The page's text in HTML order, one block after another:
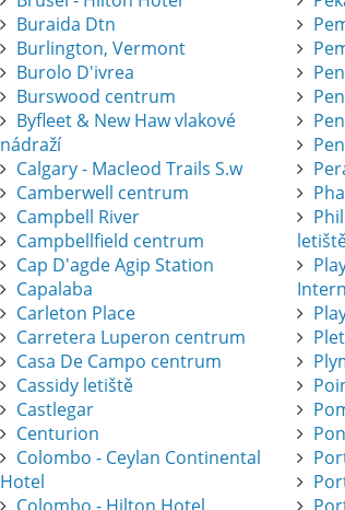
Buraida Dtn
Burlington, Vermont
Burolo D'ivrea
Burswood centrum
Byfleet & New Haw vlakové
nádraží
Calgary - Macleod Trails S.w
Camberwell centrum
Campbell River
Campbellfield centrum
Cap D'agde Agip Station
Capalaba
Carleton Place
Carretera Luperon centrum
Casa De Campo centrum
Cassidy letiště
Castlegar
Centurion
Colombo - Ceylan Continental
Hotel